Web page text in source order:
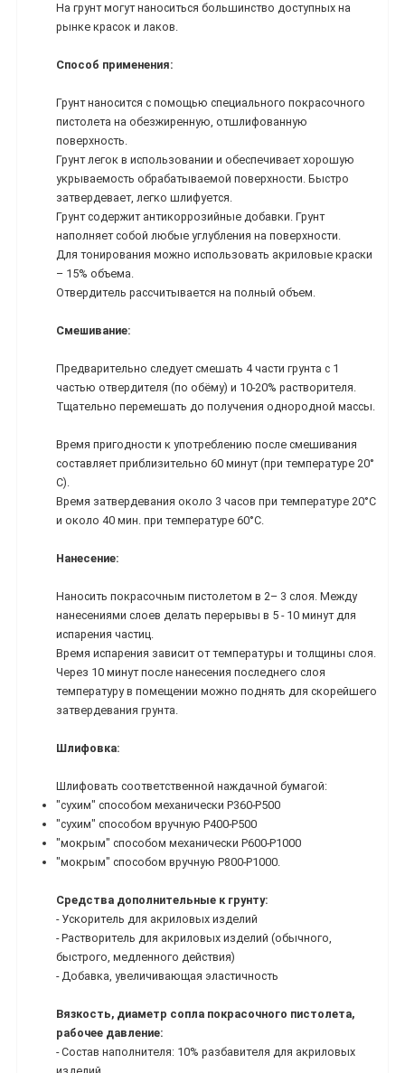
На грунт могут наноситься большинство доступных на
рынке красок и лаков.
Способ применения:
Грунт наносится с помощью специального покрасочного
пистолета на обезжиренную, отшлифованную
поверхность.
Грунт легок в использовании и обеспечивает хорошую
укрываемость обрабатываемой поверхности. Быстро
затвердевает, легко шлифуется.
Грунт содержит антикоррозийные добавки. Грунт
наполняет собой любые углубления на поверхности.
Для тонирования можно использовать акриловые краски
– 15% объема.
Отвердитель рассчитывается на полный объем.
Смешивание:
Предварительно следует смешать 4 части грунта с 1
частью отвердителя (по обёму) и 10-20% растворителя.
Тщательно перемешать до получения однородной массы.
Время пригодности к употреблению после смешивания
составляет приблизительно 60 минут (при температуре 20°
С).
Время затвердевания около 3 часов при температуре 20°С
и около 40 мин. при температуре 60°С.
Нанесение:
Наносить покрасочным пистолетом в 2– 3 слоя. Между
нанесениями слоев делать перерывы в 5 - 10 минут для
испарения частиц.
Время испарения зависит от температуры и толщины слоя.
Через 10 минут после нанесения последнего слоя
температуру в помещении можно поднять для скорейшего
затвердевания грунта.
Шлифовка:
Шлифовать соответственной наждачной бумагой:
"сухим" способом механически Р360-Р500
"сухим" способом вручную Р400-Р500
"мокрым" способом механически Р600-Р1000
"мокрым" способом вручную Р800-Р1000.
Средства дополнительные к грунту:
- Ускоритель для акриловых изделий
- Растворитель для акриловых изделий (обычного,
быстрого, медленного действия)
- Добавка, увеличивающая эластичность
Вязкость, диаметр сопла покрасочного пистолета,
рабочее давление:
- Состав наполнителя: 10% разбавителя для акриловых